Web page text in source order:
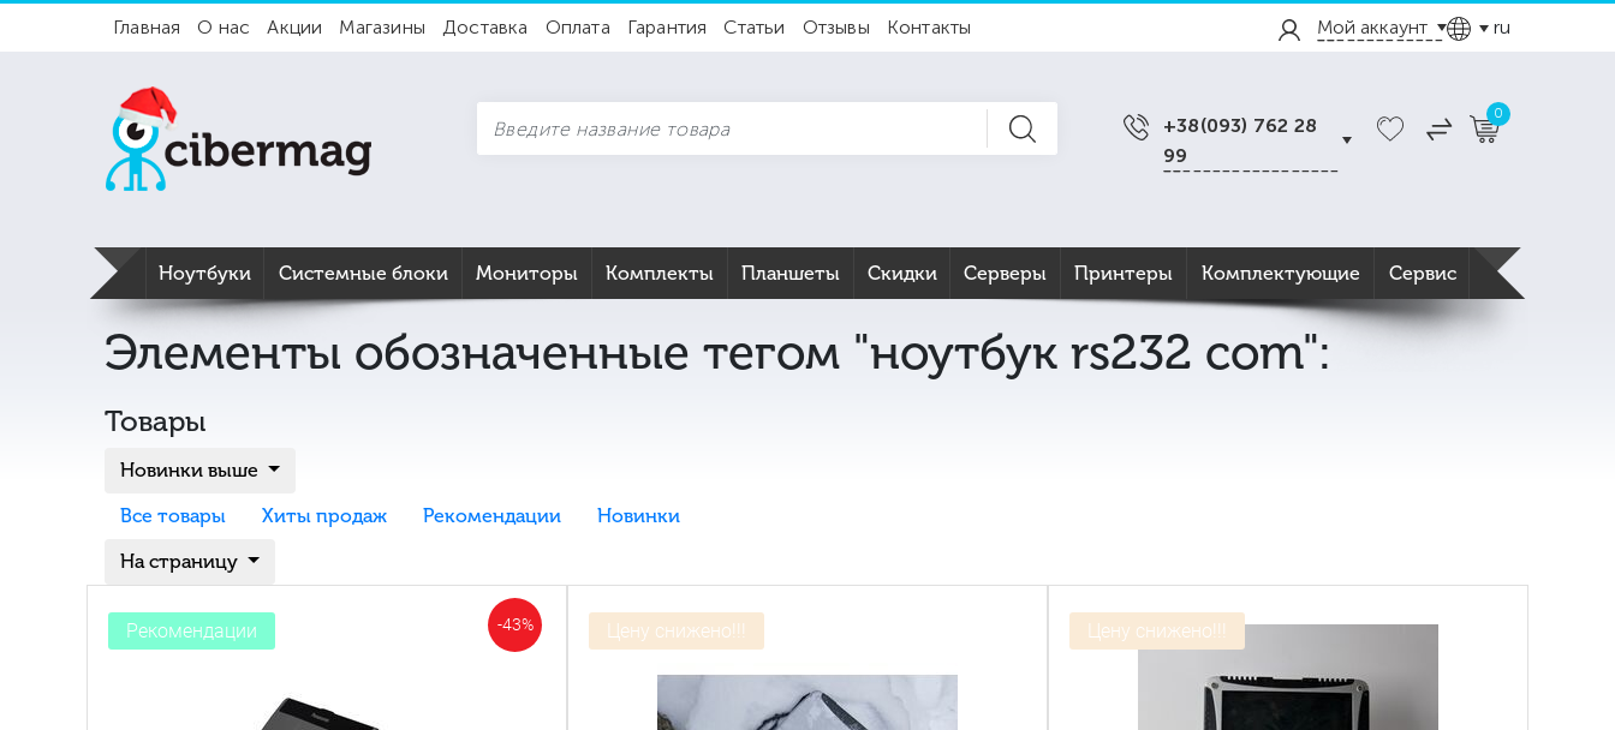
Главная О нас Акции Магазины Доставка Оплата Гарантия Статьи Отзывы Контакты Мой аккаунт ru
+38(093) 762 28
99
0
Ноутбуки Системные блоки Мониторы Комплекты Планшеты Скидки Серверы Принтеры Комплектующие Сервис
Элементы обозначенные тегом "ноутбук rs232 com":
Товары
Новинки выше
Все товары
Хиты продаж Рекомендации
Новинки
На страницу
-43%
Рекомендации Цену снижено!!! Цену снижено!!!